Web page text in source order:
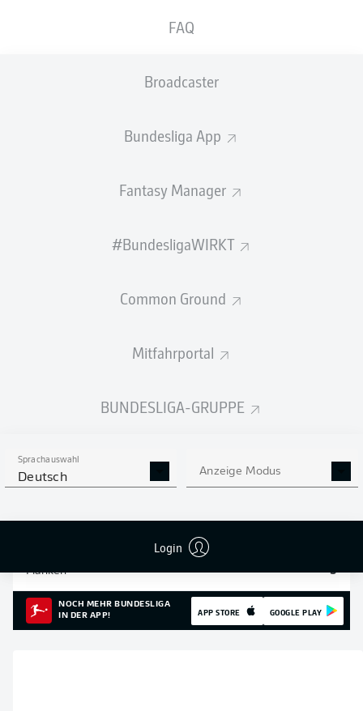
FAQ
Broadcaster
Bundesliga App
Fantasy Manager
#BundesligaWIRKT
Common Ground
Mitfahrportal
BUNDESLIGA-GRUPPE
Sprachauswahl
Deutsch Anzeige Modus
Login
7 0
41 4
Intensive Läufe
Flanken 5
NOCH MEHR BUNDESLIGA
IN DER APP!
APP STORE GOOGLE PLAY